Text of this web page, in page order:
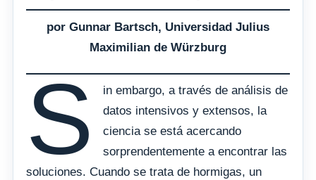
por Gunnar Bartsch, Universidad Julius
Maximilian de Würzburg
S
in embargo, a través de análisis de
datos intensivos y extensos, la
ciencia se está acercando
sorprendentemente a encontrar las
soluciones. Cuando se trata de hormigas, un